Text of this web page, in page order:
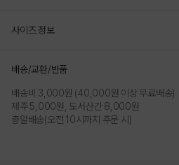
사이즈 정보
배송/교환/반품
배송비 3,000원 (40,000원 이상 무료배송)
제주 5,000원, 도서산간 8,000원
총알배송(오전 10시까지 주문 시)